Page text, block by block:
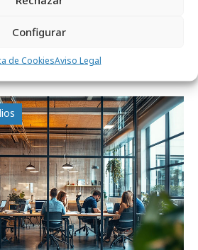
Configurar
de CookiesAviso Legal
amor LGTBIQ+